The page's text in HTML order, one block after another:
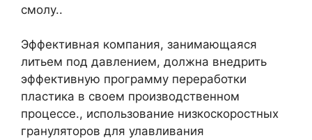
смолу..
Эффективная компания, занимающаяся
литьем под давлением, должна внедрить
эффективную программу переработки
пластика в своем производственном
процессе., использование низкоскоростных
грануляторов для улавливания